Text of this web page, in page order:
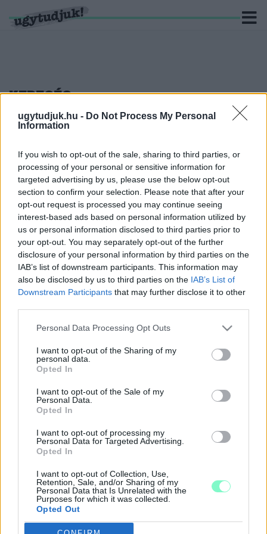
ugytudjuk.hu - Do Not Process My Personal
Information
If you wish to opt-out of the sale, sharing to third parties, or
processing of your personal or sensitive information for
targeted advertising by us, please use the below opt-out
section to confirm your selection. Please note that after your
opt-out request is processed you may continue seeing
interest-based ads based on personal information utilized by
us or personal information disclosed to third parties prior to
your opt-out. You may separately opt-out of the further
disclosure of your personal information by third parties on the
IAB’s list of downstream participants. This information may
also be disclosed by us to third parties on the IAB’s List of
Downstream Participants that may further disclose it to other
Please note that this website/app uses one or more Google
not limited to your visit or usage behaviour. You may click to
grant or deny consent to Google and its third-party tags to
use your data for below specified purposes in below Google
consent section.
Personal Data Processing Opt Outs
I want to opt-out of the Sharing of my
personal data.
Opted In
I want to opt-out of the Sale of my
Personal Data.
Opted In
I want to opt-out of processing my
Personal Data for Targeted Advertising.
Opted In
I want to opt-out of Collection, Use,
Retention, Sale, and/or Sharing of my
Personal Data that Is Unrelated with the
Purposes for which it was collected.
Opted Out
KERESÉS
5 hír találató a(z) "állam" cimkével ellátva.
MINDEN SEGÍTSÉGET AZ ÁLLAMTÓL VÁRUNK,
SAJÁT FELELŐSSÉGÜNKET VISZONT
ELHÁRÍTJUK
2021. augusztus. 09. 19:45
Még a kínaiaknál is jobban támaszkodunk az államra, csak az
oroszok tudtak megelőzni ebben.
BIZTOS AMI BIZTOS, A FIDESZESEK MINDEN
VAGYONT „KIMENTENEK” AZ ÁLLAM ALÓL
2021. július. 15. 16:25
A jövő évi választásoktól valószínűleg nem független, hogy
központosítás helyett most épp az államháztartáson kívülre
szervez ki hatásköröket és pénzeket a kormány.
AHOGY AZ VÁRHATÓ VOLT: ÓRIÁSIT UGROTT A
HIÁNY
8,1 százalékra hízott az államháztartás GDP-arányos hiánya
2020-ban. Megugrott az államadósság is.
FELÁLDOZNÁ A FIDESZ, CSAKHOGY
SZÉTTERÍTSE A FELELŐSSÉGET
Parragh László, a Magyar Kereskedelmi és Iparkamara elnöke a
kormányzati szócsőben tett kijelentése az önkormányzati adók
elvonásáról nem véletlen elszólás, hanem tudatos
illeszkedik az utóbbi évek, évtizedek önkormányzatiságot
leépítő kormányzati narratívájába, másrészről kiválóan alkalmas
a koronavírus-járvánnyal kapcsolatos bénázás miatti felelősség
szétterítésére.
CZEGLÉDY CSABA: A SIKERPROPAGANDA NEM